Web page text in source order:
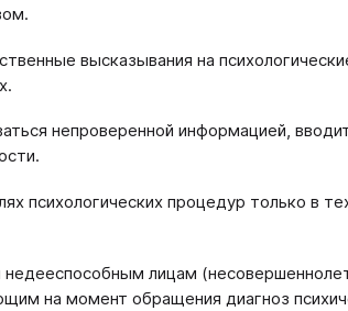
высказывания на
непроверенной информацией,
психологических процедур только в
недееспособным лицам
на момент обращения диагноз